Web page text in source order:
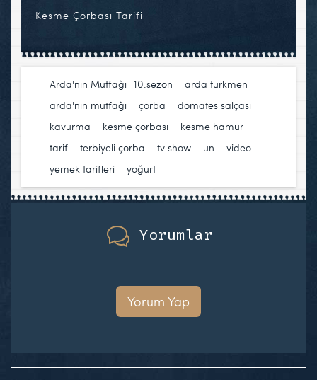
Kesme Çorbası Tarifi
Arda'nın Mutfağı 10.sezon arda türkmen
arda'nın mutfağı
çorba domates salçası
kavurma
kesme çorbası kesme hamur
tarif
terbiyeli çorba tv show un video
yemek tarifleri
yoğurt
Yorumlar
Yorum Yap